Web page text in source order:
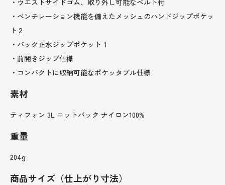
・ウエストサイドゴム、取り外し可能なベルト付
・ベンチレーション機能を備えたメッシュのハンドジップポケッ
ト２
・バック止水ジップポケット１
・前開きジップ仕様
・コンパクトに収納可能なポケッタブル仕様
素材
ティフォン 3L ニットバック ナイロン100%
重量
204g
商品サイズ（仕上がり寸法）